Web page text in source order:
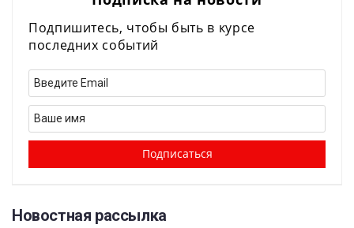
Подпишитесь, чтобы быть в курсе
последних событий
Новостная рассылка​